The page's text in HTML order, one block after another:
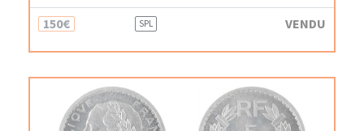
150€ SPL VENDU